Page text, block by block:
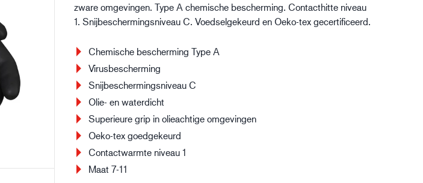
Logistiek
zware omgevingen. Type A chemische bescherming. Contacthitte niveau
1. Snijbeschermingsniveau C. Voedselgekeurd en Oeko-tex gecertificeerd.
Chemische bescherming Type A
Virusbescherming
Snijbeschermingsniveau C
Olie- en waterdicht
Superieure grip in olieachtige omgevingen
Oeko-tex goedgekeurd
Contactwarmte niveau 1
Maat 7-11